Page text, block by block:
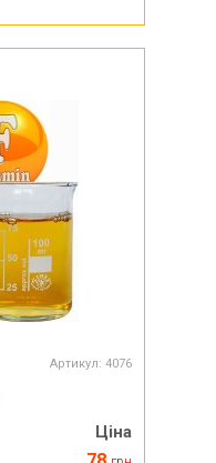
Артикул: 4076
Ціна